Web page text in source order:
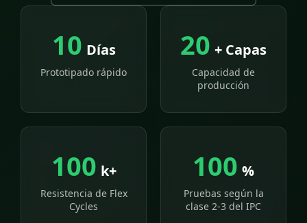
10 Días
Prototipado rápido
20 + Capas
Capacidad de
producción
100 k+
Resistencia de Flex
Cycles
100 %
Pruebas según la
clase 2-3 del IPC